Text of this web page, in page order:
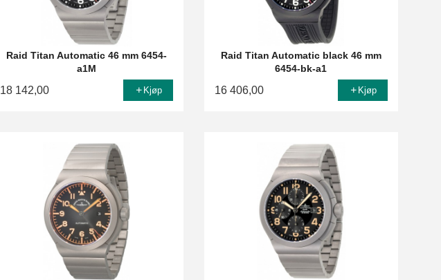
Raid Titan Automatic 46 mm 6454-
a1M
18 142,00 Kjøp
Raid Titan Automatic black 46 mm
6454-bk-a1
16 406,00 Kjøp